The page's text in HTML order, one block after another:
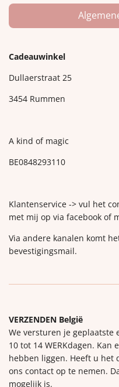
Cadeauwinkel
Dullaerstraat 25
3454 Rummen
A kind of magic
BE0848293110
Klantenservice -> vul het
met mij op via facebook of
Via andere kanalen komt
bevestigingsmail.
VERZENDEN België
We versturen je
10 tot 14 WERKdagen.
hebben liggen. Heeft u het
ons contact op te nemen.
mogelijk is.